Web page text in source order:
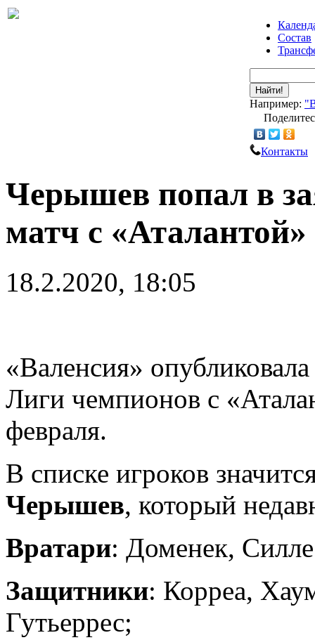
Состав
Найти!
Например:
Контакты
Черышев попал в
матч с
18.2.2020, 18:05
«Валенсия»
Лиги чемпионов с
февраля.
В списке игроков
Черышев, который
Вратари: Доменек,
Защитники: Корреа,
Гутьеррес;